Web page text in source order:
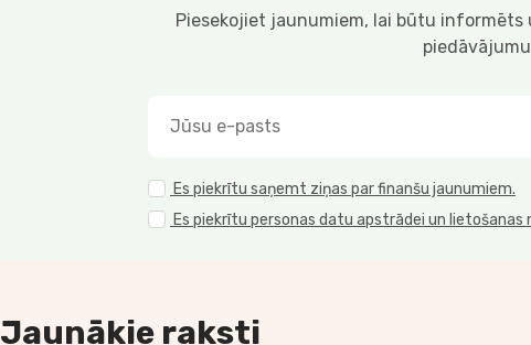
Piesekojiet jaunumiem, lai būtu informēts
Es piekrītu saņemt ziņas par finanšu jaunumiem.
Es piekrītu personas datu apstrādei un lietošanas
Jaunākie raksti